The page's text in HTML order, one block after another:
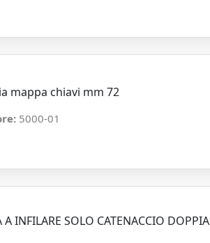
mappa chiavi mm 72
5000-01
A INFILARE SOLO CATENACCIO DOPPIA